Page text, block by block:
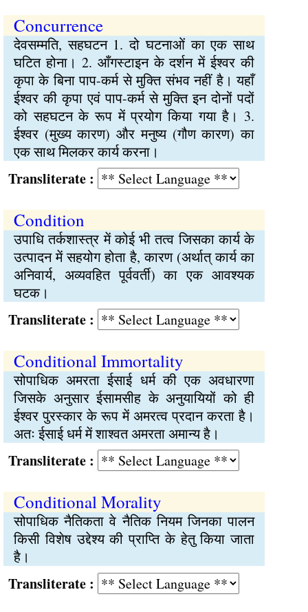
Concurrence
देवसम्मति, सहघटन 1. दो घटनाओं का एक साथ
घटित होना। 2. आँगस्टाइन के दर्शन में ईश्वर की
कृपा के बिना पाप-कर्म से मुक्ति संभव नहीं है। यहाँ
ईश्वर की कृपा एवं पाप-कर्म से मुक्ति इन दोनों पदों
को सहघटन के रूप में प्रयोग किया गया है। 3.
ईश्वर (मुख्य कारण) और मनुष्य (गौण कारण) का
एक साथ मिलकर कार्य करना।
:
Condition
उपाधि तर्कशास्त्र में कोई भी तत्व जिसका कार्य के
उत्पादन में सहयोग होता है, कारण (अर्थात् कार्य का
अनिवार्य, अव्यवहित पूर्ववर्ती) का एक आवश्यक
घटक।
:
Conditional Immortality
सोपाधिक अमरता ईसाई धर्म की एक अवधारणा
जिसके अनुसार ईसामसीह के अनुयायियों को ही
ईश्वर पुरस्कार के रूप में अमरत्व प्रदान करता है।
अतः ईसाई धर्म में शाश्वत अमरता अमान्य है।
:
Conditional Morality
सोपाधिक नैतिकता वे नैतिक नियम जिनका पालन
किसी विशेष उद्देश्य की प्राप्ति के हेतु किया जाता
है।
: